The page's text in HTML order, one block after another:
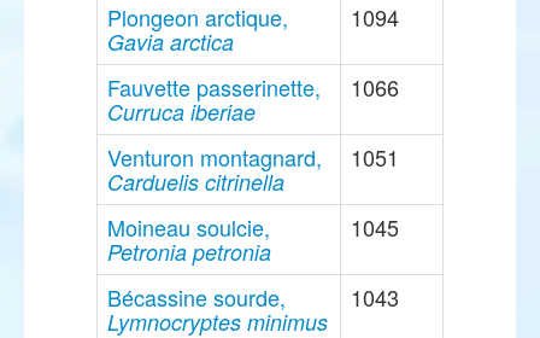
Plongeon arctique,
Gavia arctica
1094
Fauvette passerinette,
Curruca iberiae
1066
Venturon montagnard,
Carduelis citrinella
1051
Moineau soulcie,
Petronia petronia
1045
Bécassine sourde,
Lymnocryptes minimus
1043